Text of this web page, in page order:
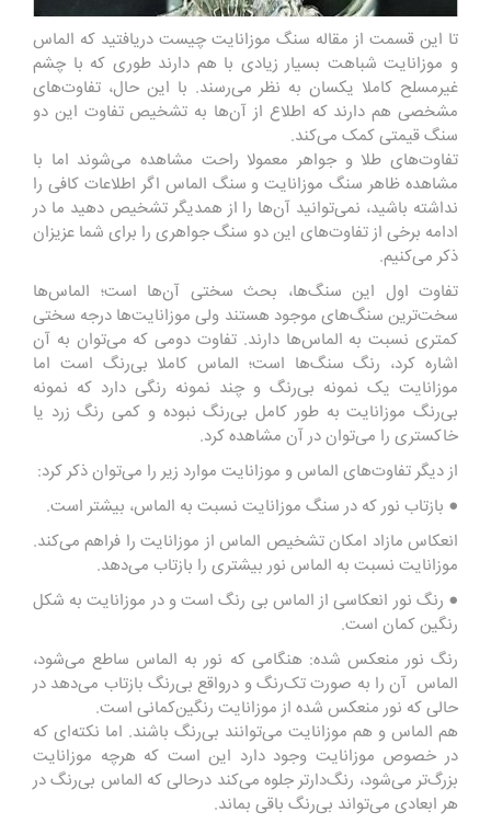
تا این قسمت از مقاله سنگ موزانایت چیست دریافتید که الماس
و موزانایت شباهت بسیار زیادی با هم دارند طوری که با چشم
غیرمسلح کاملا یکسان به نظر می‌رسند. با این حال، تفاوت‌های
مشخصی هم دارند که اطلاع از آن‌ها به تشخیص تفاوت این دو
سنگ قیمتی کمک می‌کند.
تفاوت‌های طلا و جواهر معمولا راحت مشاهده می‌شوند اما با
مشاهده ظاهر سنگ موزانایت و سنگ الماس اگر اطلاعات کافی را
نداشته باشید، نمی‌توانید آن‌ها را از همدیگر تشخیص دهید ما در
ادامه برخی از تفاوت‌های این دو سنگ جواهری را برای شما عزیزان
ذکر می‌کنیم.
تفاوت اول این سنگ‌ها، بحث سختی آن‌ها است؛ الماس‌ها
سخت‌ترین سنگ‌های موجود هستند ولی موزانایت‌ها درجه سختی
کمتری نسبت به الماس‌ها دارند. تفاوت دومی که می‌توان به آن
اشاره کرد، رنگ سنگ‌ها است؛ الماس کاملا بی‌رنگ است اما
موزانایت یک نمونه بی‌رنگ و چند نمونه رنگی دارد که نمونه
بی‌رنگ موزانایت به طور کامل بی‌رنگ نبوده و کمی رنگ زرد یا
خاکستری را می‌توان در آن مشاهده کرد.
از دیگر تفاوت‌های الماس و موزانایت موارد زیر را می‌توان ذکر کرد:
● بازتاب نور که در سنگ موزانایت نسبت به الماس، بیشتر است.
انعکاس مازاد امکان تشخیص الماس از موزانایت را فراهم می‌کند.
موزانایت نسبت به الماس نور بیشتری را بازتاب می‌دهد.
● رنگ نور انعکاسی از الماس بی رنگ است و در موزانایت به شکل
رنگین کمان است.
رنگ نور منعکس شده: هنگامی که نور به الماس ساطع می‌شود،
الماس آن را به صورت تک‌رنگ و درواقع بی‌رنگ بازتاب می‌دهد در
حالی که نور منعکس شده از موزانایت رنگین‌کمانی است.
هم الماس و هم موزانایت می‌توانند بی‌رنگ باشند. اما نکته‌ای که
در خصوص موزانایت وجود دارد این است که هرچه موزانایت
بزرگ‌تر می‌شود، رنگ‌دارتر جلوه می‌کند درحالی که الماس بی‌رنگ در
هر ابعادی می‌تواند بی‌رنگ باقی بماند.